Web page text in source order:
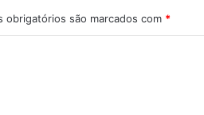
obrigatórios são marcados com *